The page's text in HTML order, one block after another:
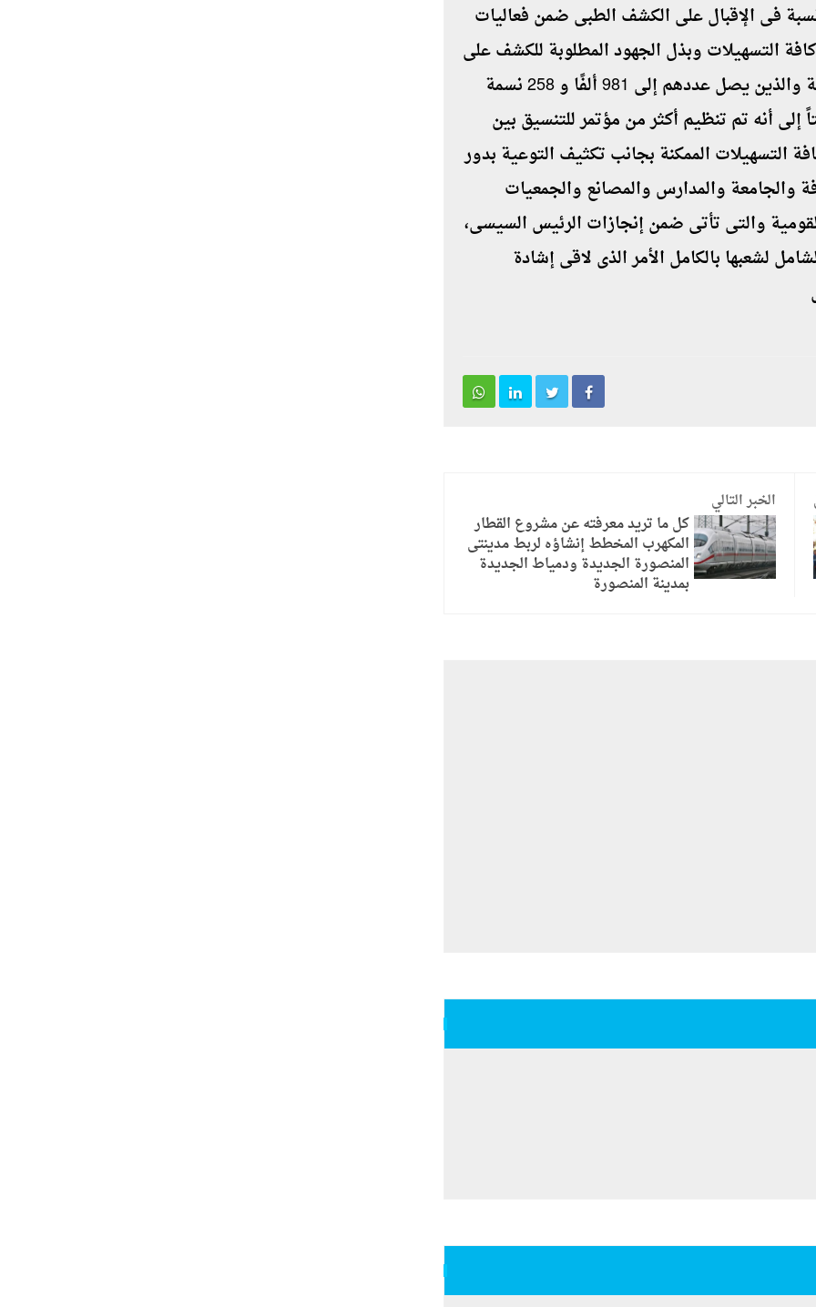
فى الإقبال على الكشف الطبى ضمن فعاليات
التسهيلات وبذل الجهود المطلوبة للكشف على
المواطنين المستهدفين على مستوى المحافظة والذين يصل عددهم إلى 981 ألفًا و 258 نسمة
التى تبدأ من 18 سنة، لافتاً إلى أنه تم تنظيم أكثر من مؤتمر للتنسيق بين
التسهيلات الممكنة بجانب تكثيف التوعية بدور
والجامعة والمدارس والمصانع والجمعيات
والتى تأتى ضمن إنجازات الرئيس السيسى،
لشعبها بالكامل الأمر الذى لاقى إشادة
الخبر التالي
كل ما تريد معرفته عن مشروع القطار
المكهرب المخطط إنشاؤه لربط مدينتى
المنصورة الجديدة ودمياط الجديدة
بمدينة المنصورة